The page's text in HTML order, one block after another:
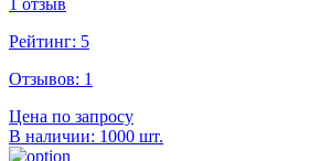
Рейтинг: 5
Отзывов: 1
Цена по запросу
В наличии: 1000 шт.